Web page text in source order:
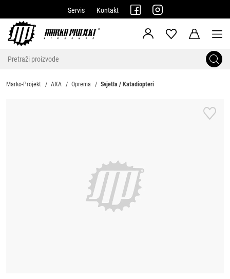
Servis Kontakt
Marko-Projekt AXA Oprema Svjetla / Katadiopteri